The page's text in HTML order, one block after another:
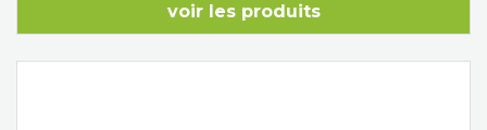
voir les produits